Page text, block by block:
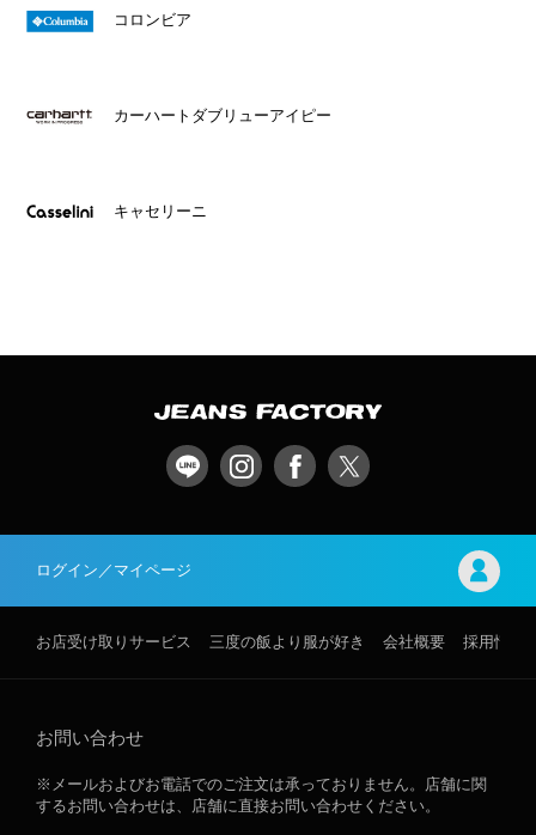
コロンビア
カーハートダブリューアイピー
キャセリーニ
ログイン／マイページ
お店受け取りサービス 三度の飯より服が好き 会社概要 採用情報
お問い合わせ
※メールおよびお電話でのご注文は承っておりません。店舗に関
するお問い合わせは、店舗に直接お問い合わせください。